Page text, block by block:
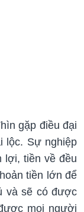
gặp điều đại
lộc. Sự nghiệp
lợi, tiền về đều
tiền lớn để
và sẽ có được
mọi người